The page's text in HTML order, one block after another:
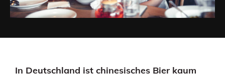
In Deutschland ist chinesisches Bier kaum